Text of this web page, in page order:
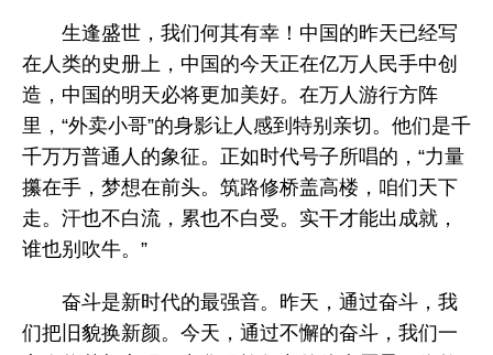
生逢盛世，我们何其有幸！中国的昨天已经写
在人类的史册上，中国的今天正在亿万人民手中创
造，中国的明天必将更加美好。在万人游行方阵
里，“外卖小哥”的身影让人感到特别亲切。他们是千
千万万普通人的象征。正如时代号子所唱的，“力量
攥在手，梦想在前头。筑路修桥盖高楼，咱们天下
走。汗也不白流，累也不白受。实干才能出成就，
谁也别吹牛。”
奋斗是新时代的最强音。昨天，通过奋斗，我
们把旧貌换新颜。今天，通过不懈的奋斗，我们一